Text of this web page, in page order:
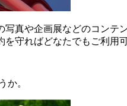
真や企画展などのコンテ
守ればどなたでもご利用可
か。